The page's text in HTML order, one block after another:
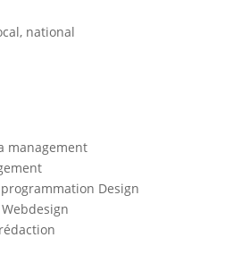
national
management
Design